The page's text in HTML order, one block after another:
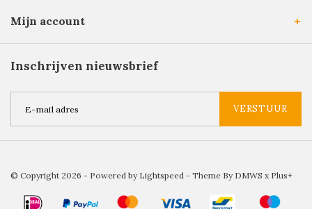
Mijn account
Inschrijven nieuwsbrief
VERSTUUR
© Copyright 2026 - Powered by Lightspeed - Theme By DMWS x Plus+